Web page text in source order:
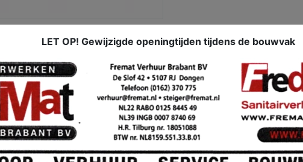
LET OP! Gewijzigde openingtijden tijdens de bouwvak